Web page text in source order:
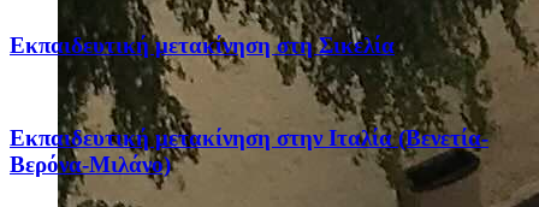
Eκπαιδευτική μετακίνηση στη Σικελία
Eκπαιδευτική μετακίνηση στην Ιταλία (Βενετία-
Βερόνα-Μιλάνο)